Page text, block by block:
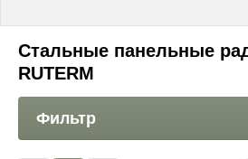
Главная
Стальные панельные
RUTERM
Фильтр